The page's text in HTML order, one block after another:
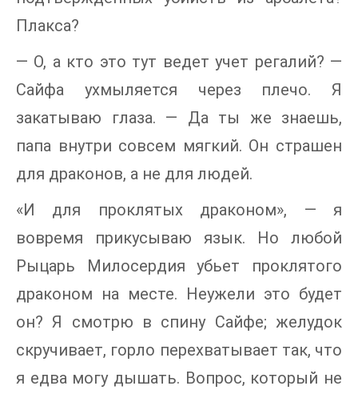
Плакса?
— О, а кто это тут ведет учет регалий? —
Сайфа ухмыляется через плечо. Я
закатываю глаза. — Да ты же знаешь,
папа внутри совсем мягкий. Он страшен
для драконов, а не для людей.
«И для проклятых драконом», — я
вовремя прикусываю язык. Но любой
Рыцарь Милосердия убьет проклятого
драконом на месте. Неужели это будет
он? Я смотрю в спину Сайфе; желудок
скручивает, горло перехватывает так, что
я едва могу дышать. Вопрос, который не